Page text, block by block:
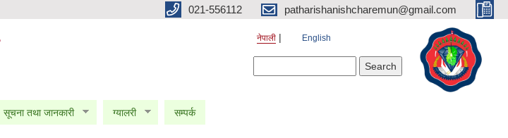
021-556112 patharishanishcharemun@gmail.com
नेपाली English
सूचना तथा जानकारी ग्यालरी सम्पर्क